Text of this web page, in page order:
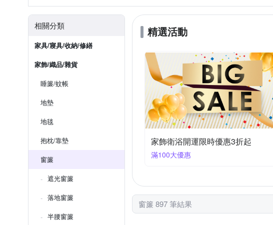
相關分類
家具/寢具/收納/修繕
家飾/織品/雜貨
睡簾/蚊帳
地墊
地毯
抱枕/靠墊
窗簾
遮光窗簾
落地窗簾
半腰窗簾
精選活動
家飾衛浴開運限時優惠3折起
滿100大優惠
窗簾 897 筆結果